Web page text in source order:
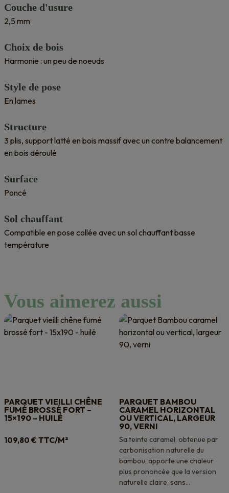
Couche d'usure
2,5 mm
Choix de bois
Harmonie : un peu de noeuds
Style de pose
En lames
Structure
3 plis, support latté en bois massif avec un contre balancement
en bois déroulé
Surface
Poncé
Sol chauffant
Compatible en pose collée avec un sol chauffant basse
température
Vous aimerez aussi
PARQUET VIEILLI CHÊNE
FUMÉ BROSSÉ FORT –
15×190 – HUILÉ
109,80 € TTC/M²
PARQUET BAMBOU
CARAMEL HORIZONTAL
OU VERTICAL, LARGEUR
90, VERNI
Sa teinte caramel, obtenue par
carbonisation naturelle du
bambou, apporte une chaleur
plus prononcée que la version
naturelle claire, sans...